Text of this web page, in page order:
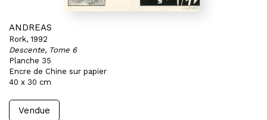
ANDREAS
Rork, 1992
Descente, Tome 6
Planche 35
Encre de Chine sur papier
40 x 30 cm
Vendue